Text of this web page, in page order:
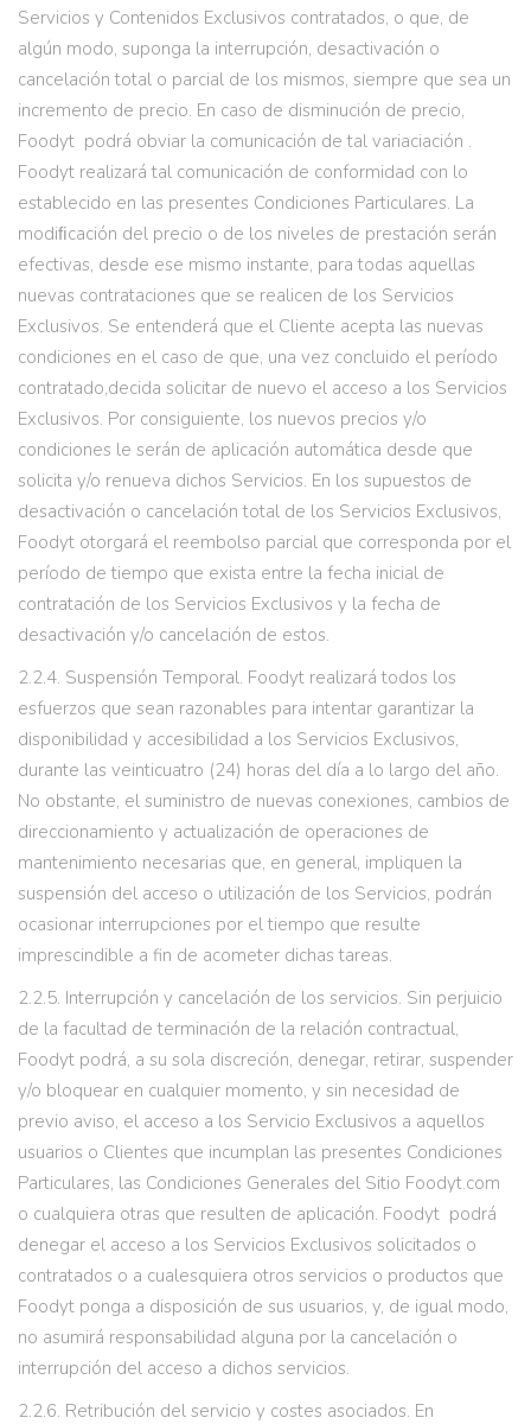
Servicios y Contenidos Exclusivos contratados, o que, de
algún modo, suponga la interrupción, desactivación o
cancelación total o parcial de los mismos, siempre que sea un
incremento de precio. En caso de disminución de precio,
Foodyt podrá obviar la comunicación de tal variaciación .
Foodyt realizará tal comunicación de conformidad con lo
establecido en las presentes Condiciones Particulares. La
modiﬁcación del precio o de los niveles de prestación serán
efectivas, desde ese mismo instante, para todas aquellas
nuevas contrataciones que se realicen de los Servicios
Exclusivos. Se entenderá que el Cliente acepta las nuevas
condiciones en el caso de que, una vez concluido el período
contratado,decida solicitar de nuevo el acceso a los Servicios
Exclusivos. Por consiguiente, los nuevos precios y/o
condiciones le serán de aplicación automática desde que
solicita y/o renueva dichos Servicios. En los supuestos de
desactivación o cancelación total de los Servicios Exclusivos,
Foodyt otorgará el reembolso parcial que corresponda por el
período de tiempo que exista entre la fecha inicial de
contratación de los Servicios Exclusivos y la fecha de
desactivación y/o cancelación de estos.
2.2.4. Suspensión Temporal. Foodyt realizará todos los
esfuerzos que sean razonables para intentar garantizar la
disponibilidad y accesibilidad a los Servicios Exclusivos,
durante las veinticuatro (24) horas del día a lo largo del año.
No obstante, el suministro de nuevas conexiones, cambios de
direccionamiento y actualización de operaciones de
mantenimiento necesarias que, en general, impliquen la
suspensión del acceso o utilización de los Servicios, podrán
ocasionar interrupciones por el tiempo que resulte
imprescindible a fin de acometer dichas tareas.
2.2.5. Interrupción y cancelación de los servicios. Sin perjuicio
de la facultad de terminación de la relación contractual,
Foodyt podrá, a su sola discreción, denegar, retirar, suspender
y/o bloquear en cualquier momento, y sin necesidad de
previo aviso, el acceso a los Servicio Exclusivos a aquellos
usuarios o Clientes que incumplan las presentes Condiciones
Particulares, las Condiciones Generales del Sitio Foodyt.com
o cualquiera otras que resulten de aplicación. Foodyt podrá
denegar el acceso a los Servicios Exclusivos solicitados o
contratados o a cualesquiera otros servicios o productos que
Foodyt ponga a disposición de sus usuarios, y, de igual modo,
no asumirá responsabilidad alguna por la cancelación o
interrupción del acceso a dichos servicios.
2.2.6. Retribución del servicio y costes asociados. En